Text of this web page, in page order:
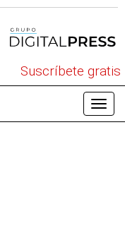
Suscríbete gratis